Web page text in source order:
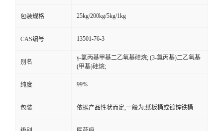
包装规格 25kg/200kg/5kg/1kg
CAS编号 13501-76-3
别名
γ-氯丙基甲基二乙氧基硅烷; (3-氯丙基)二乙氧基
(甲基)硅烷;
纯度 99%
包装 依据产品性状而定,一般为:纸板桶或镀锌铁桶